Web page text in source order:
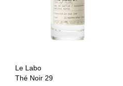
Le Labo
Thé Noir 29